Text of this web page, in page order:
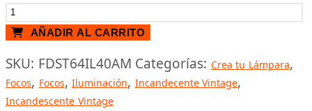
FOCO
DECORATIVO
PERA
ST64
INCV
LINEAL
AÑADIR AL CARRITO
SKU: FDST64IL40AM Categorías: Crea tu Lámpara,
Focos, Focos, Iluminación, Incandecente Vintage,
Incandescente Vintage